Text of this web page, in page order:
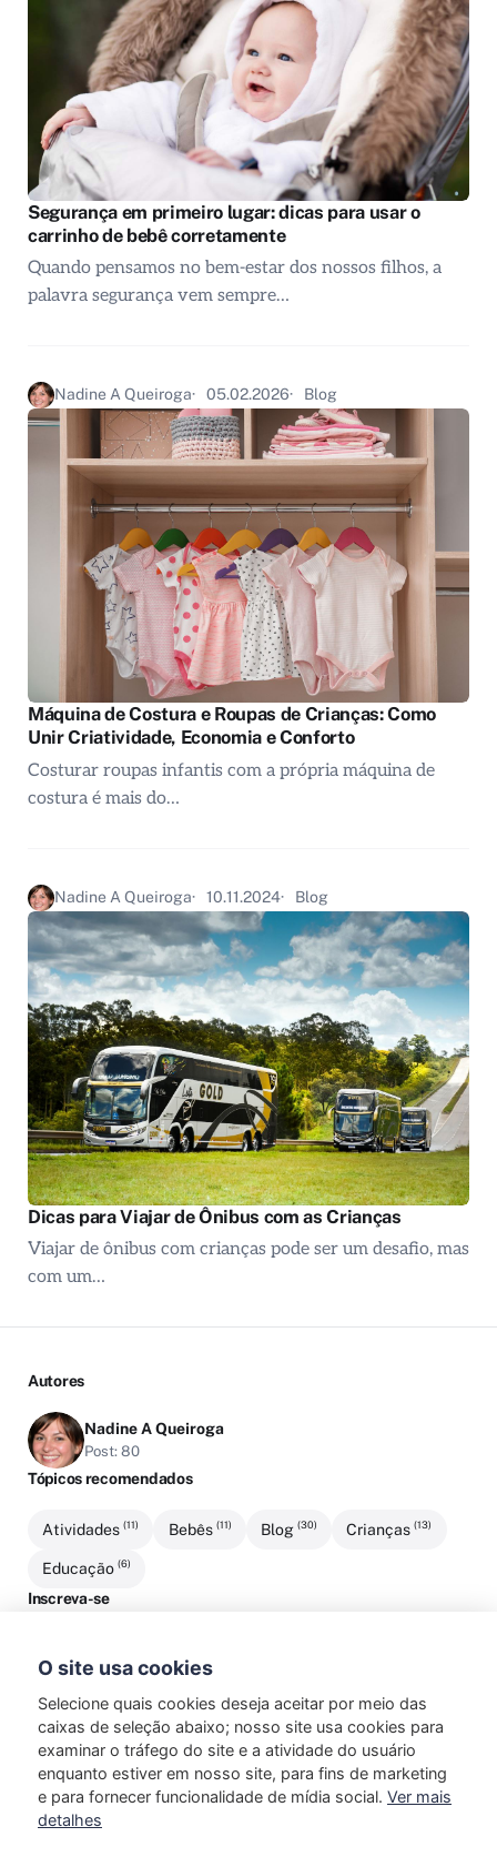
Segurança em primeiro lugar: dicas para usar o
carrinho de bebê corretamente
Quando pensamos no bem-estar dos nossos filhos, a
palavra segurança vem sempre…
Nadine A Queiroga 05.02.2026 Blog
Máquina de Costura e Roupas de Crianças: Como
Unir Criatividade, Economia e Conforto
Costurar roupas infantis com a própria máquina de
costura é mais do…
Nadine A Queiroga 10.11.2024 Blog
Dicas para Viajar de Ônibus com as Crianças
Viajar de ônibus com crianças pode ser um desafio, mas
com um…
Autores
Nadine A Queiroga
Post: 80
Tópicos recomendados
Atividades(11) Bebês (11) Blog(30) Crianças(13)
Educação(6)
Inscreva-se
que está acontecendo conosco!
Somos um blog voltado para as crianças! Aqui você irá
encontrar brincadeiras, sugestões, viagens, passeios,
recreações, técnicas de aprendizado infantil e muito mais! O
mundo da criança agora tem nome: Criança faz Arte! Todos
os artigos aqui do site são revisados por uma pedagoga
O site usa cookies
Selecione quais cookies deseja aceitar por meio das
caixas de seleção abaixo; nosso site usa cookies para
examinar o tráfego do site e a atividade do usuário
enquanto estiver em nosso site, para fins de marketing
e para fornecer funcionalidade de mídia social. Ver mais
detalhes